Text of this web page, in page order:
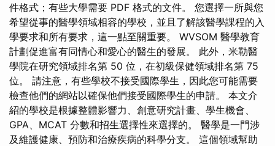
件格式；有些大學需要 PDF 格式的文件。 您選擇一所與您
希望從事的醫學領域相容的學校，並且了解該醫學課程的入
學要求和所有要求，這一點至關重要。 WVSOM 醫學教育
計劃促進富有同情心和愛心的醫生的發展。 此外，米勒醫
學院在研究領域排名第 50 位，在初級保健領域排名第 75
位。 請注意，有些學校不接受國際學生，因此您可能需要
檢查他們的網站以確保他們接受國際學生的申請。 本文介
紹的學校是根據整體影響力、創意研究計畫、學生機會、
GPA、MCAT 分數和招生選擇性來選擇的。 醫學是一門涉
及維護健康、預防和治療疾病的科學分支。 這個領域幫助